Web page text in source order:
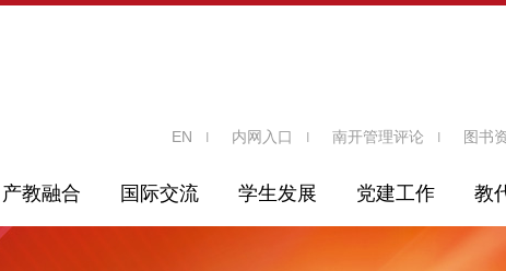
EN 内网入口 南开管理评论 图书
产教融合 国际交流 学生发展 党建工作 教